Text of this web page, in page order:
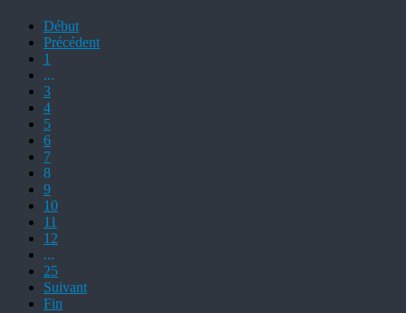
Début
Précédent
1
...
3
4
5
6
7
8
9
10
11
12
...
25
Suivant
Fin